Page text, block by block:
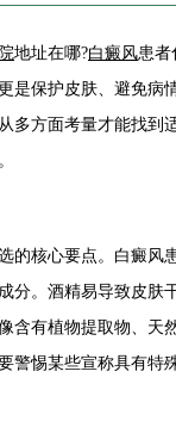
地址在哪?白癜风患者
是保护皮肤、避免病
多方面考量才能找到
核心要点。白癜风患
分。酒精易导致皮肤
含有植物提取物、天
警惕某些宣称具有特